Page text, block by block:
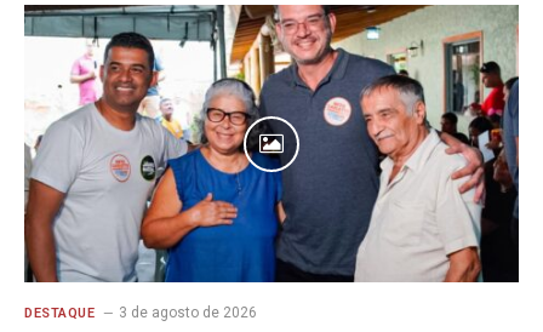
DESTAQUE 3 de agosto de 2026